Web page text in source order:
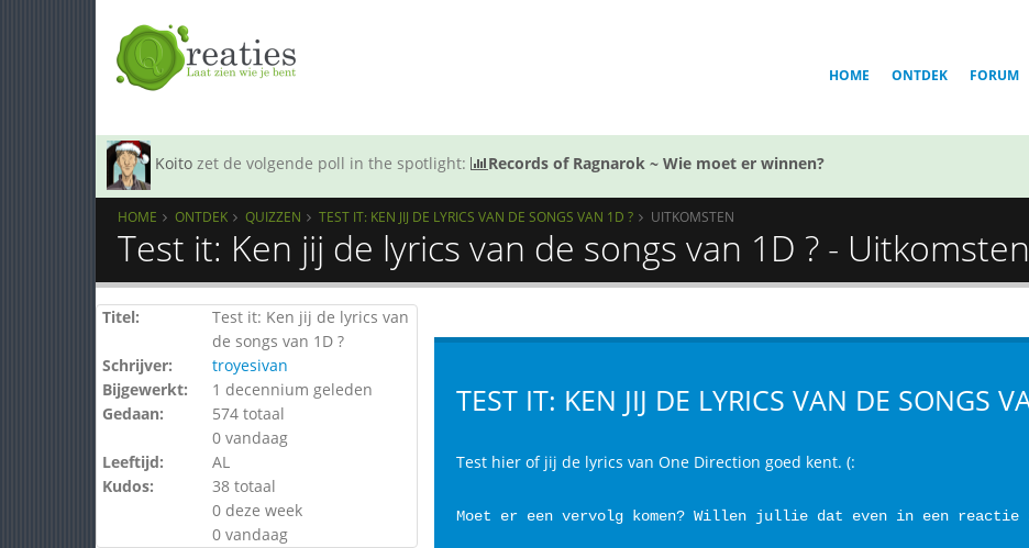
HOME ONTDEK FORUM
Koito zet de volgende poll in the spotlight: Records of Ragnarok ~ Wie moet er winnen?
HOME ONTDEK QUIZZEN TEST IT: KEN JIJ DE LYRICS VAN DE SONGS VAN 1D ? UITKOMSTEN
Test it: Ken jij de lyrics van de songs van 1D ? - Uitkomsten
Titel:
Test it: Ken jij de lyrics van
de songs van 1D ?
Schrijver:
troyesivan
Bijgewerkt:
1 decennium geleden
Gedaan:
574 totaal
0 vandaag
Leeftijd:
AL
Kudos:
38 totaal
0 deze week
0 vandaag
TEST IT: KEN JIJ DE LYRICS VAN DE SONGS
Test hier of jij de lyrics van One Direction goed kent. (:
Moet er een vervolg komen? Willen jullie dat even in een reactie